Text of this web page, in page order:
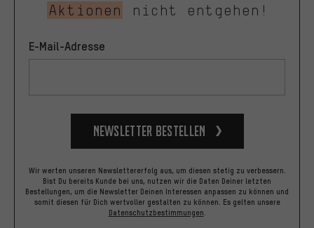
Aktionen
nicht entgehen!
E-Mail-Adresse
Newsletter bestellen
Wir werten unseren Newslettererfolg aus, um diesen stetig zu verbessern.
Bist Du bereits Kunde bei uns, nutzen wir die Daten Deiner letzten
Bestellungen, um die Newsletter Deinen Interessen anpassen zu können und
somit diesen für Dich wertvoller gestalten zu können. Es gelten unsere
Datenschutzbestimmungen